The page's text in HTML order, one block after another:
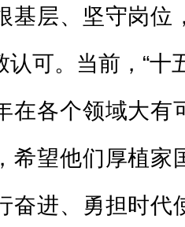
基层、坚守岗位
认可。当前，“十
在各个领域大有
希望他们厚植家
奋进、勇担时代